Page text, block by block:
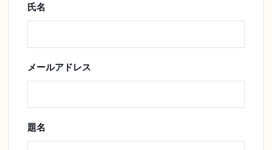
氏名
メールアドレス
題名